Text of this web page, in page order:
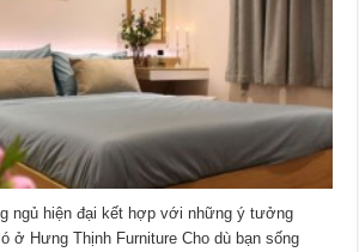
ngủ hiện đại kết hợp với những ý tưởng
ở Hưng Thịnh Furniture Cho dù bạn sống